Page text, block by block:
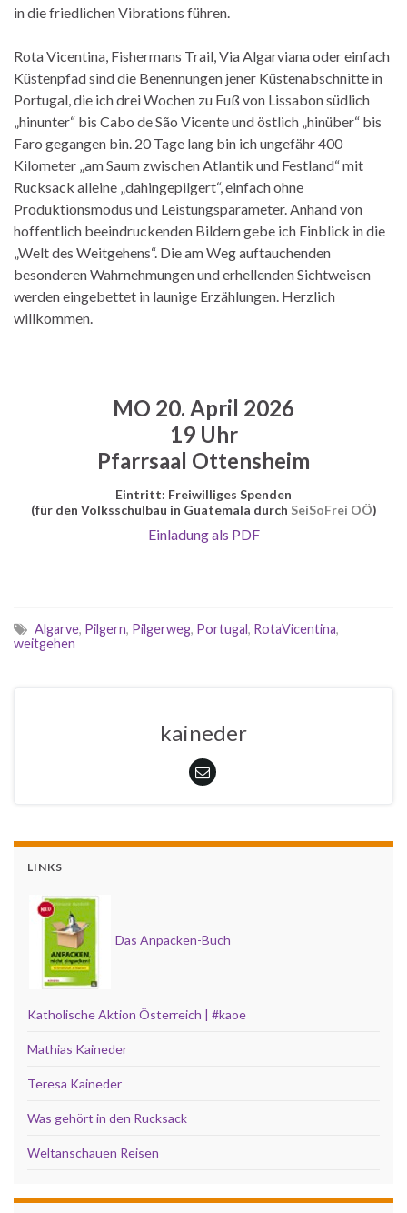
in die friedlichen Vibrations führen.
Rota Vicentina, Fishermans Trail, Via Algarviana oder einfach
Küstenpfad sind die Benennungen jener Küstenabschnitte in
Portugal, die ich drei Wochen zu Fuß von Lissabon südlich
„hinunter“ bis Cabo de São Vicente und östlich „hinüber“ bis
Faro gegangen bin. 20 Tage lang bin ich ungefähr 400
Kilometer „am Saum zwischen Atlantik und Festland“ mit
Rucksack alleine „dahingepilgert“, einfach ohne
Produktionsmodus und Leistungsparameter. Anhand von
hoffentlich beeindruckenden Bildern gebe ich Einblick in die
„Welt des Weitgehens“. Die am Weg auftauchenden
besonderen Wahrnehmungen und erhellenden Sichtweisen
werden eingebettet in launige Erzählungen. Herzlich
willkommen.
MO 20. April 2026
19 Uhr
Pfarrsaal Ottensheim
Eintritt: Freiwilliges Spenden
(für den Volksschulbau in Guatemala durch SeiSoFrei OÖ)
Einladung als PDF
Algarve, Pilgern, Pilgerweg, Portugal, RotaVicentina,
weitgehen
kaineder
LINKS
Das Anpacken-Buch
Katholische Aktion Österreich | #kaoe
Mathias Kaineder
Teresa Kaineder
Was gehört in den Rucksack
Weltanschauen Reisen